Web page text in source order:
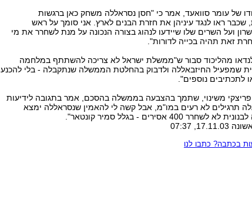
של עומר סוואעד, אמר כי "חסן נסראללה משחק כאן ברגשות
ראו לנגד עיניהן את חזרת הבנים לארץ. אני סומך על ראש
ועל השרים שלו שיידעו לנהוג בצורה הנכונה על מנת לשחרר את מי
זאת תהיה בכייה לדורות".
לנדאו מהליכוד סבור ש"ממשלת ישראל לא צריכה להשתתף במלחמה
שמפעיל החיזבאללה ולדבוק בהחלטת הממשלה שנתקבלה - בלי להכנע
לתכתיבים נוספים".
משינוי, שתמך בהצבעה בממשלה בהסכם, אמר בתגובה לידיעות
תרגילים לא רעים במו"מ, אבל קשה לי להאמין שנסראללה ימצא
לשחרר 400 אסירים - בגלל סמיר קונטאר".
07:37
בכתבה? כתבו לנו